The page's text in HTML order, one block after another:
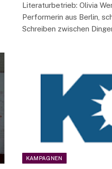
Literaturbetrieb: Olivia
Performerin aus Berlin,
Schreiben zwischen
KAMPAGNEN